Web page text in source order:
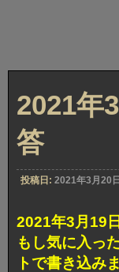
2021年
答
投稿日: 2021年3月20日
2021年3月19
もし気に入っ
トで書き込み